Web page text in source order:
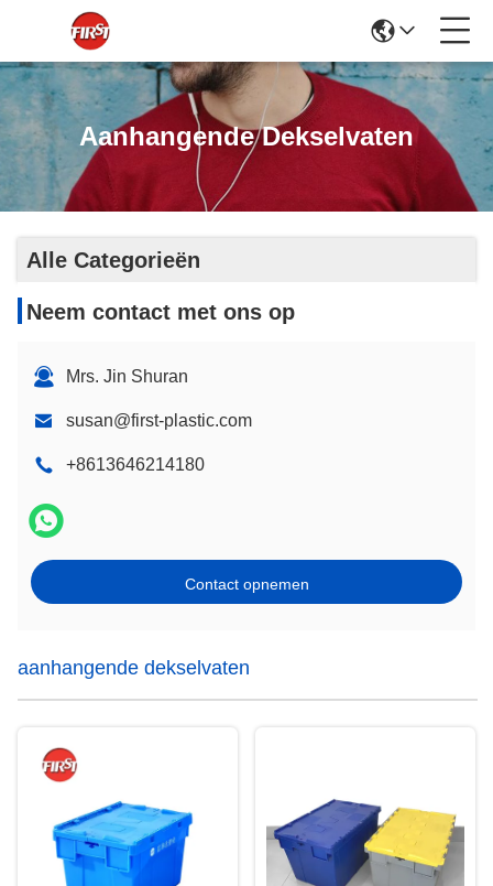
Aanhangende Dekselvaten
Alle Categorieën
Neem contact met ons op
Mrs. Jin Shuran
susan@first-plastic.com
+8613646214180
Contact opnemen
aanhangende dekselvaten